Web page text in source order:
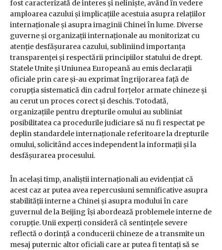
fost caracterizată de interes și neliniște, având în vedere
amploarea cazului și implicațiile acestuia asupra relațiilor
internaționale și asupra imaginii Chinei în lume. Diverse
guverne și organizații internaționale au monitorizat cu
atenție desfășurarea cazului, subliniind importanța
transparenței și respectării principiilor statului de drept.
Statele Unite și Uniunea Europeană au emis declarații
oficiale prin care și-au exprimat îngrijorarea față de
corupția sistematică din cadrul forțelor armate chineze și
au cerut un proces corect și deschis. Totodată,
organizațiile pentru drepturile omului au subliniat
posibilitatea ca procedurile judiciare să nu fi respectat pe
deplin standardele internaționale referitoare la drepturile
omului, solicitând acces independent la informații și la
desfășurarea procesului.
În același timp, analiștii internaționali au evidențiat că
acest caz ar putea avea repercusiuni semnificative asupra
stabilității interne a Chinei și asupra modului în care
guvernul de la Beijing își abordează problemele interne de
corupție. Unii experți consideră că sentințele severe
reflectă o dorință a conducerii chineze de a transmite un
mesaj puternic altor oficiali care ar putea fi tentați să se